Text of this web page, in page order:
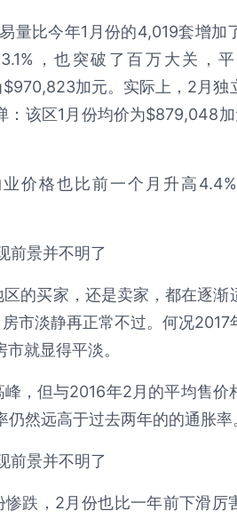
量比今年1月份的4,019套增加
，也突破了百万大关，
加元。实际上，2月独
：该区1月份均价为$879,048
价格也比前一个月升高
的买家，还是卖家，都在逐渐
市淡静再正常不过。何况2017
就显得平淡。
，但与2016年2月的平均售价
然远高于过去两年的的通胀率
跌，2月份也比一年前下滑厉